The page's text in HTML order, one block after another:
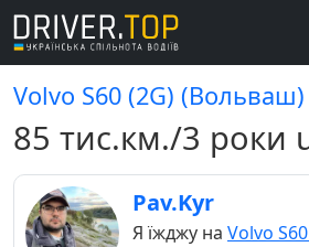
Volvo S60 (2G) (Вольваш)
85 тис.км./3 роки
Pav.Kyr
Я їжджу на Volvo